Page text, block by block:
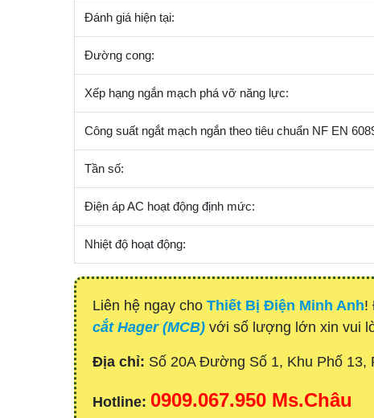
Đánh giá hiện tại:
Đường cong:
Xếp hạng ngắn mạch phá vỡ năng lực:
Công suất ngắt mạch ngắn theo tiêu chuẩn NF EN
Tần số:
Điện áp AC hoạt động định mức:
Nhiệt độ hoạt động:
Liên hệ ngay cho Thiết Bị Điện Minh Anh!
cắt Hager (MCB) với số lượng lớn xin vui
Địa chỉ: Số 20A Đường Số 1, Khu Phố
Hotline: 0909.067.950 Ms.Châu